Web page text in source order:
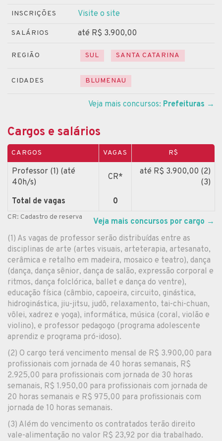
INSCRIÇÕES Visite o site
SALÁRIOS até R$ 3.900,00
REGIÃO SUL SANTA CATARINA
CIDADES BLUMENAU
Veja mais concursos: Prefeituras →
Cargos e salários
CARGOS VAGAS R$
Professor (1) (até
40h/s)
CR*
até R$ 3.900,00 (2)
(3)
Total de vagas
0
CR: Cadastro de reserva Veja mais concursos por cargo →
(1) As vagas de professor serão distribuídas entre as
disciplinas de arte (artes visuais, arteterapia, artesanato,
cerâmica e retalho em madeira, mosaico e teatro), dança
(dança, dança sênior, dança de salão, expressão corporal e
ritmos, dança folclórica, ballet e dança do ventre),
educação física (câmbio, capoeira, circuito, ginástica,
hidroginástica, jiu-jitsu, judô, relaxamento, tai-chi-chuan,
vôlei, xadrez e yoga), informática, música (coral, violão e
violino), e professor pedagogo (programa adolescente
aprendiz e programa pró-idoso).
(2) O cargo terá vencimento mensal de R$ 3.900,00 para
profissionais com jornada de 40 horas semanais, R$
2.925,00 para profissionais com jornada de 30 horas
semanais, R$ 1.950,00 para profissionais com jornada de
20 horas semanais e R$ 975,00 para profissionais com
jornada de 10 horas semanais.
(3) Além do vencimento os contratados terão direito
vale-alimentação no valor R$ 23,92 por dia trabalhado.